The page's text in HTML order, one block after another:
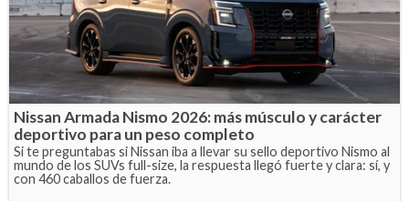
Nissan Armada Nismo 2026: más músculo y carácter
deportivo para un peso completo
Si te preguntabas si Nissan iba a llevar su sello deportivo Nismo al
mundo de los SUVs full-size, la respuesta llegó fuerte y clara: sí, y
con 460 caballos de fuerza.